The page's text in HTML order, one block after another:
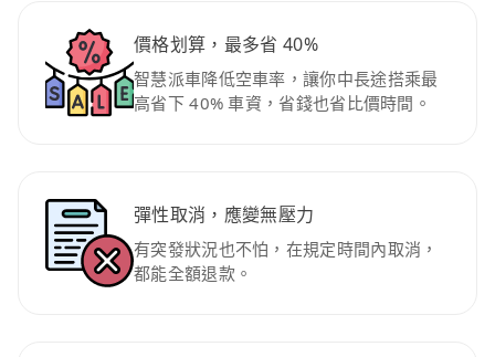
價格划算，最多省 40%
智慧派車降低空車率，讓你中長途搭乘最
高省下 40% 車資，省錢也省比價時間。
彈性取消，應變無壓力
有突發狀況也不怕，在規定時間內取消，
都能全額退款。